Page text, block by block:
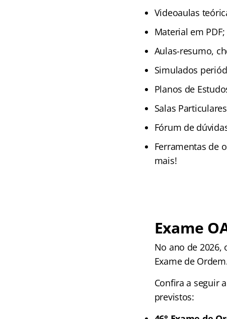
Videoaulas
Material em PDF;
Aulas-resumo,
Simulados
Planos de
Salas
Fórum de
Ferramentas de
mais!
Exame
No ano de
Exame de
Confira a seguir
previstos: